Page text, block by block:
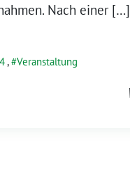
Nach einer […]
, Veranstaltung